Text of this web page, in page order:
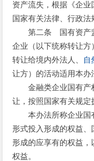
资产流失，根据《企
国家有关法律、行政法
第二条 国有资产监
企业（以下统称转让
转让给境内外法人、 自
让方）的活动适用本办
金融类企业国有产
让，按照国家有关规定
本办法所称企业国
形式投入形成的权益
形成的应享有的权益
权益。